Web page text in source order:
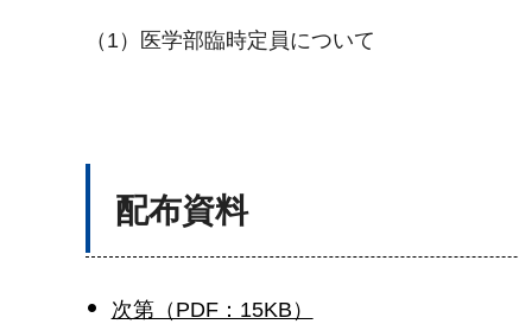
（1）医学部臨時定員について
配布資料
次第（PDF：15KB）